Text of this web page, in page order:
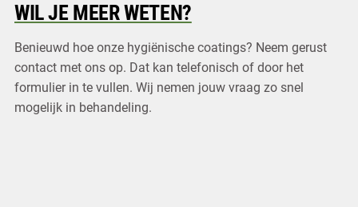
WIL JE MEER WETEN?
Benieuwd hoe onze hygiënische coatings? Neem gerust
contact met ons op. Dat kan telefonisch of door het
formulier in te vullen. Wij nemen jouw vraag zo snel
mogelijk in behandeling.